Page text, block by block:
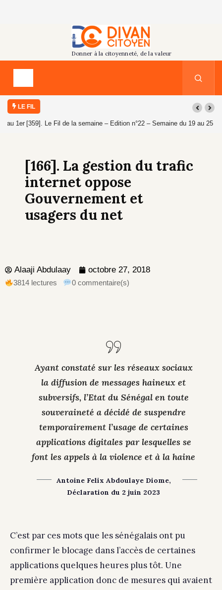
LE FIL
[359]. Le Fil de la semaine – Edition n°22 – Semaine du 19 au 25 juillet
[166]. La gestion du trafic
internet oppose
Gouvernement et
usagers du net
Alaaji Abdulaay octobre 27, 2018
3814 lectures 0 commentaire(s)
Ayant constaté sur les réseaux sociaux
la diffusion de messages haineux et
subversifs, l’Etat du Sénégal en toute
souveraineté a décidé de suspendre
temporairement l’usage de certaines
applications digitales par lesquelles se
font les appels à la violence et à la haine
Antoine Felix Abdoulaye Diome,
Déclaration du 2 juin 2023
C’est par ces mots que les sénégalais ont pu
confirmer le blocage dans l’accès de certaines
applications quelques heures plus tôt. Une
première application donc de mesures qui avaient